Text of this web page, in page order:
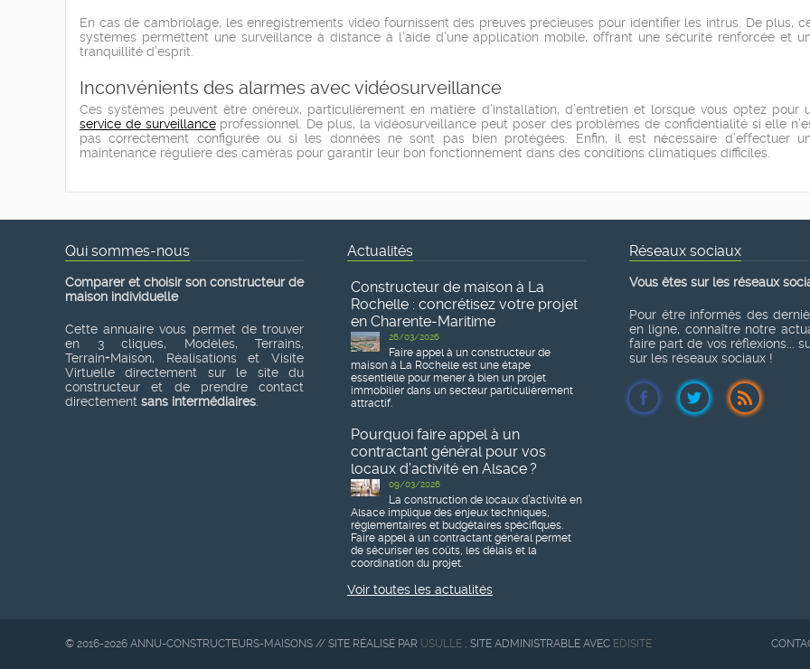
En cas de cambriolage, les enregistrements vidéo fournissent des preuves précieuses pour identifier les intrus. De plus,
systèmes permettent une surveillance à distance à l’aide d’une application mobile, offrant une sécurité renforcée et
tranquillité d’esprit.
Inconvénients des alarmes avec vidéosurveillance
Ces systèmes peuvent être onéreux, particulièrement en matière d’installation, d’entretien et lorsque vous optez pour
service de surveillanceprofessionnel. De plus, la vidéosurveillance peut poser des problèmes de confidentialité si elle
pas correctement configurée ou si les données ne sont pas bien protégées. Enfin, il est nécessaire d’effectuer
maintenance régulière des caméras pour garantir leur bon fonctionnement dans des conditions climatiques difficiles.
Qui sommes-nous
Comparer et choisir son constructeur de
maison individuelle
Cette annuaire vous permet de trouver
en 3 cliques, Modèles, Terrains,
Terrain+Maison, Réalisations et Visite
Virtuelle directement sur le site du
constructeur et de prendre contact
directement sans intermédiaires
Actualités
Constructeur de maison à La
Rochelle : concrétisez votre projet
en Charente-Maritime
26/03/2026
Faire appel à un constructeur de
maison à La Rochelle est une étape
essentielle pour mener à bien un projet
immobilier dans un secteur particulièrement
attractif.
Pourquoi faire appel à un
contractant général pour vos
locaux d’activité en Alsace ?
09/03/2026
La construction de locaux d’activité en
Alsace implique des enjeux techniques,
réglementaires et budgétaires spécifiques.
Faire appel à un contractant général permet
de sécuriser les coûts, les délais et la
coordination du projet.
Voir toutes les actualités
Réseaux sociaux
Vous êtes sur les réseaux
Pour être informés des
en ligne, connaître notre
faire part de vos réflexions...
sur les réseaux sociaux !
© 2016-2026 ANNU-CONSTRUCTEURS-MAISONS // SITE RÉALISÉ PAR USULLE , SITE ADMINISTRABLE AVEC EDISITE